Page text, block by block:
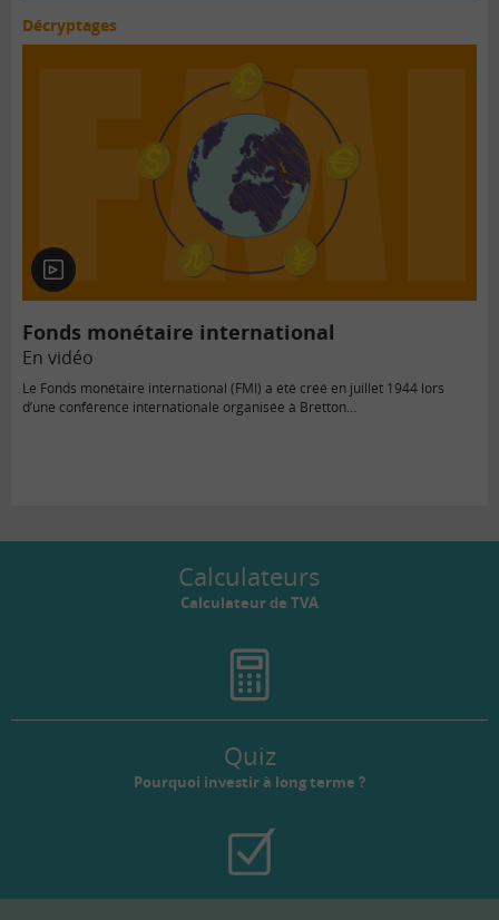
Décryptages
En
vidéo
Fonds monétaire international
En vidéo
Le Fonds monétaire international (FMI) a été créé en juillet 1944 lors
d’une conférence internationale organisée à Bretton…
Calculateurs
Calculateur de TVA
Quiz
Pourquoi investir à long terme ?